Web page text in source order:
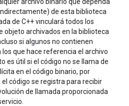
de esta biblioteca
de C++ vinculará todos los
objeto archivados en la biblioteca
si algunos no contienen
los que hace referencia el archivo
es útil si el código no se llama de
en el código binario, por
el código se registra para recibir
de llamada proporcionada